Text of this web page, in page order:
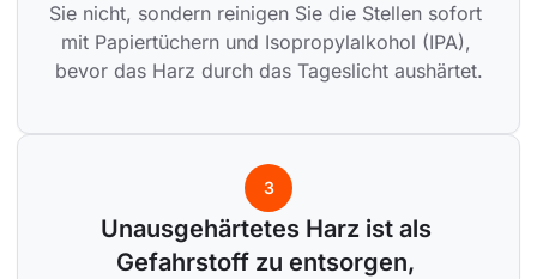
Sie nicht, sondern reinigen Sie die Stellen sofort
mit Papiertüchern und Isopropylalkohol (IPA),
bevor das Harz durch das Tageslicht aushärtet.
3
Unausgehärtetes Harz ist als
Gefahrstoff zu entsorgen,